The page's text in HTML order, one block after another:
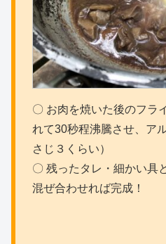
〇 お肉を焼いた後のフラ
れて30秒程沸騰させ、ア
さじ３くらい）
〇 残ったタレ・細かい具
混ぜ合わせれば完成！